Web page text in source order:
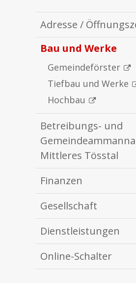
Adresse /
Bau und Werke
Gemeindeförster
Tiefbau und Werke
Hochbau
Betreibungs- und
Mittleres Tösstal
Finanzen
Gesellschaft
Dienstleistungen
Online-Schalter